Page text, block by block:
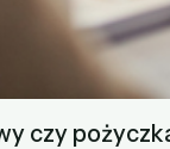
czy